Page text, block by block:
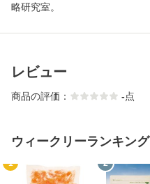
略研究室。
レビュー
商品の評価： -点
ウィークリーランキング
1 2